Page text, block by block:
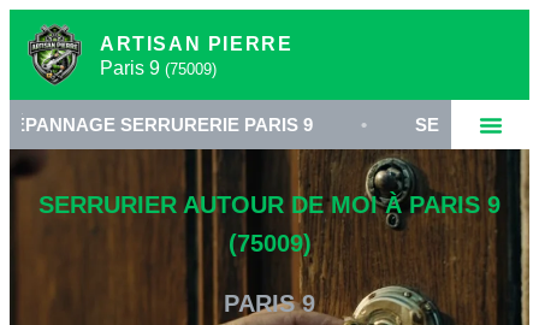
ARTISAN PIERRE
Paris 9 (75009)
SERRURERIE PARIS 9 • SERRURIER 75009
SERRURIER AUTOUR DE MOI À PARIS 9
(75009)
PARIS 9